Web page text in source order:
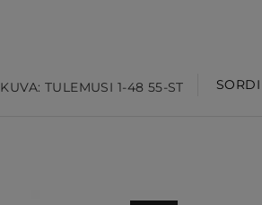
KUVA: TULEMUSI 1-48 55-ST SORDI